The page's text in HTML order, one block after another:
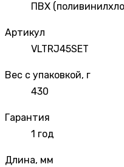
ПВХ
Артикул
VLTRJ45SET
Вес с упаковкой, г
430
Гарантия
1 год
Длина, мм